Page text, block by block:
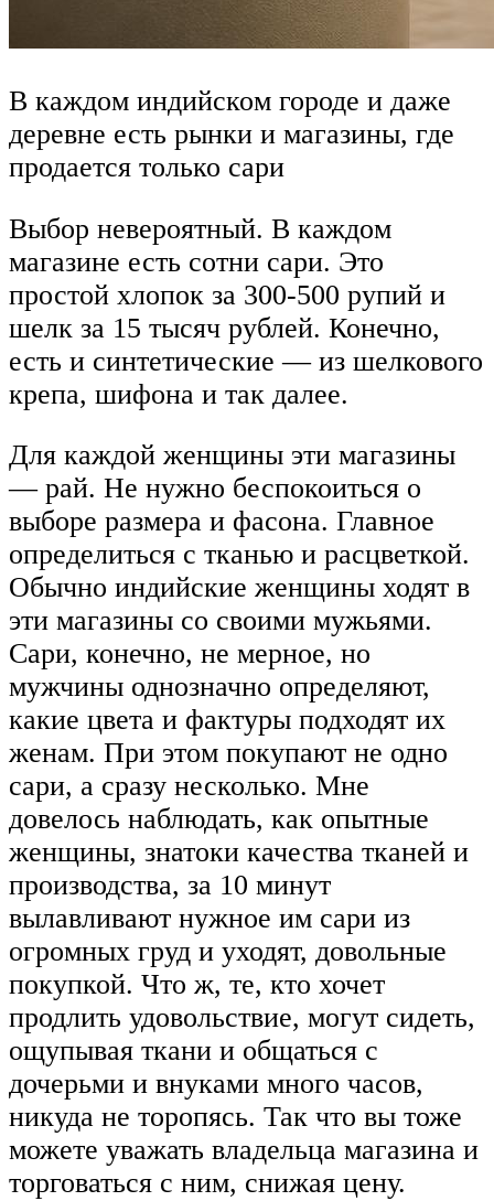
В каждом индийском городе и даже
деревне есть рынки и магазины, где
продается только сари
Выбор невероятный. В каждом
магазине есть сотни сари. Это
простой хлопок за 300-500 рупий и
шелк за 15 тысяч рублей. Конечно,
есть и синтетические — из шелкового
крепа, шифона и так далее.
Для каждой женщины эти магазины
— рай. Не нужно беспокоиться о
выборе размера и фасона. Главное
определиться с тканью и расцветкой.
Обычно индийские женщины ходят в
эти магазины со своими мужьями.
Сари, конечно, не мерное, но
мужчины однозначно определяют,
какие цвета и фактуры подходят их
женам. При этом покупают не одно
сари, а сразу несколько. Мне
довелось наблюдать, как опытные
женщины, знатоки качества тканей и
производства, за 10 минут
вылавливают нужное им сари из
огромных груд и уходят, довольные
покупкой. Что ж, те, кто хочет
продлить удовольствие, могут сидеть,
ощупывая ткани и общаться с
дочерьми и внуками много часов,
никуда не торопясь. Так что вы тоже
можете уважать владельца магазина и
торговаться с ним, снижая цену.